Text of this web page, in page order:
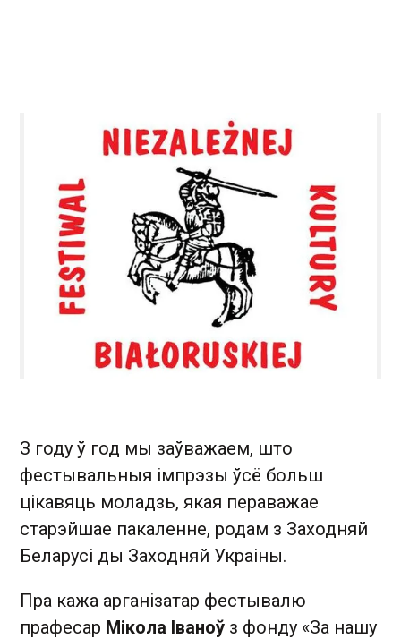
З году ў год мы заўважаем, што
фестывальныя імпрэзы ўсё больш
цікавяць моладзь, якая пераважае
старэйшае пакаленне, родам з Заходняй
Беларусі ды Заходняй Украіны.
Пра кажа арганізатар фестывалю
прафесар Мікола Іваноў з фонду «За нашу